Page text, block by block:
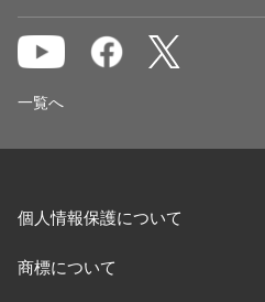
一覧へ
個人情報保護について
商標について